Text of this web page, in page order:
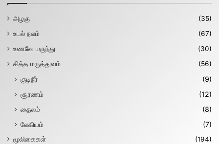
அழகு
(35)
உடல் நலம்
(67)
உணவே மருந்து
(30)
சித்த மருத்துவம்
(56)
குடிநீர்
(9)
சூரணம்
(12)
தைலம்
(8)
லேகியம்
(7)
மூலிகைகள் (194)